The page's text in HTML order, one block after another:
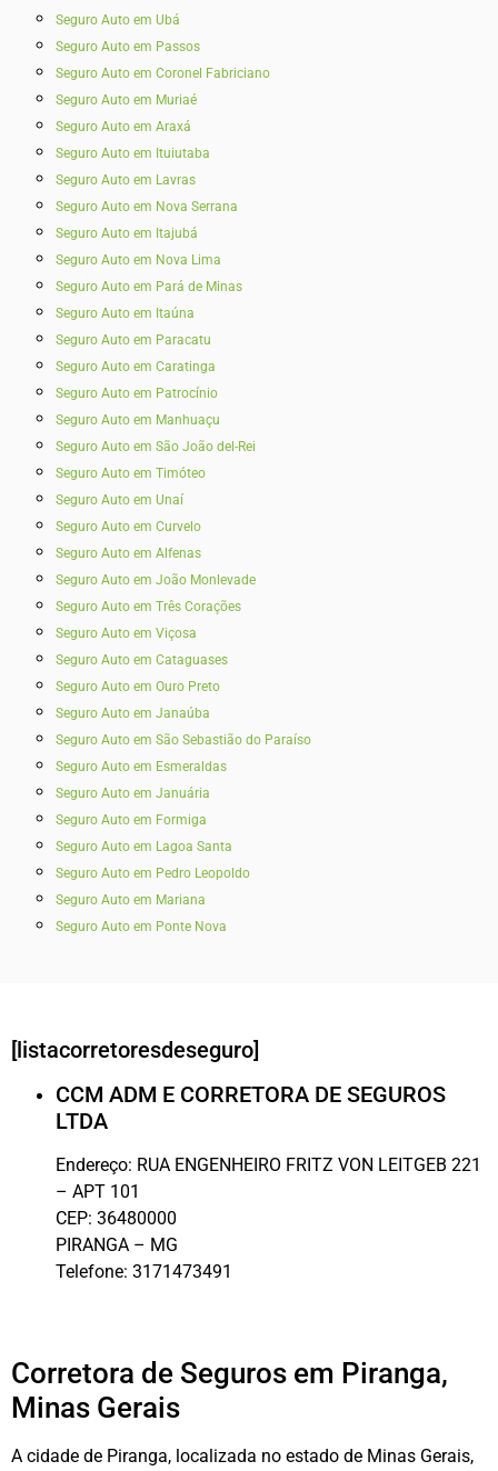
Seguro Auto em Ubá
Seguro Auto em Passos
Seguro Auto em Coronel Fabriciano
Seguro Auto em Muriaé
Seguro Auto em Araxá
Seguro Auto em Ituiutaba
Seguro Auto em Lavras
Seguro Auto em Nova Serrana
Seguro Auto em Itajubá
Seguro Auto em Nova Lima
Seguro Auto em Pará de Minas
Seguro Auto em Itaúna
Seguro Auto em Paracatu
Seguro Auto em Caratinga
Seguro Auto em Patrocínio
Seguro Auto em Manhuaçu
Seguro Auto em São João del-Rei
Seguro Auto em Timóteo
Seguro Auto em Unaí
Seguro Auto em Curvelo
Seguro Auto em Alfenas
Seguro Auto em João Monlevade
Seguro Auto em Três Corações
Seguro Auto em Viçosa
Seguro Auto em Cataguases
Seguro Auto em Ouro Preto
Seguro Auto em Janaúba
Seguro Auto em São Sebastião do Paraíso
Seguro Auto em Esmeraldas
Seguro Auto em Januária
Seguro Auto em Formiga
Seguro Auto em Lagoa Santa
Seguro Auto em Pedro Leopoldo
Seguro Auto em Mariana
Seguro Auto em Ponte Nova
[listacorretoresdeseguro]
CCM ADM E CORRETORA DE SEGUROS
LTDA
Endereço: RUA ENGENHEIRO FRITZ VON LEITGEB 221
– APT 101
CEP: 36480000
PIRANGA – MG
Telefone: 3171473491
Corretora de Seguros em Piranga,
Minas Gerais
A cidade de Piranga, localizada no estado de Minas Gerais,